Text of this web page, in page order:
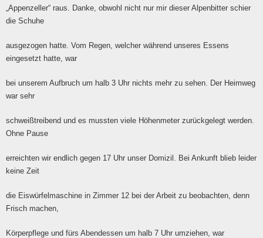
„Appenzeller“ raus. Danke, obwohl nicht nur mir dieser Alpenbitter schier
die Schuhe
ausgezogen hatte. Vom Regen, welcher während unseres Essens
eingesetzt hatte, war
bei unserem Aufbruch um halb 3 Uhr nichts mehr zu sehen. Der Heimweg
war sehr
schweißtreibend und es mussten viele Höhenmeter zurückgelegt werden.
Ohne Pause
erreichten wir endlich gegen 17 Uhr unser Domizil. Bei Ankunft blieb leider
keine Zeit
die Eiswürfelmaschine in Zimmer 12 bei der Arbeit zu beobachten, denn
Frisch machen,
Körperpflege und fürs Abendessen um halb 7 Uhr umziehen, war